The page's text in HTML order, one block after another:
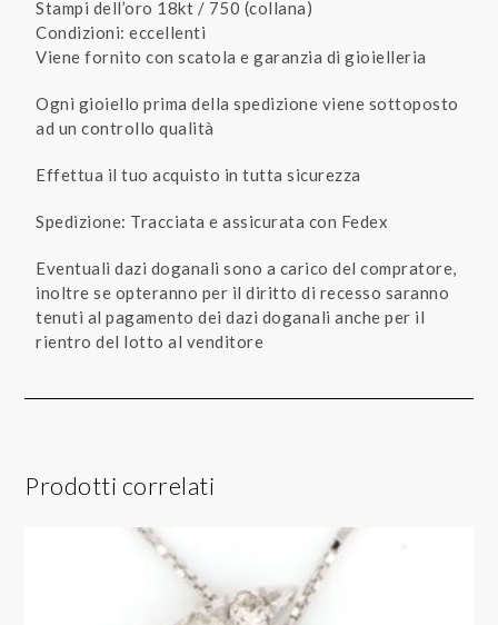
Stampi dell’oro 18kt / 750 (collana)
Condizioni: eccellenti
Viene fornito con scatola e garanzia di gioielleria
Ogni gioiello prima della spedizione viene sottoposto
ad un controllo qualità
Effettua il tuo acquisto in tutta sicurezza
Spedizione: Tracciata e assicurata con Fedex
Eventuali dazi doganali sono a carico del compratore,
inoltre se opteranno per il diritto di recesso saranno
tenuti al pagamento dei dazi doganali anche per il
rientro del lotto al venditore
Prodotti correlati